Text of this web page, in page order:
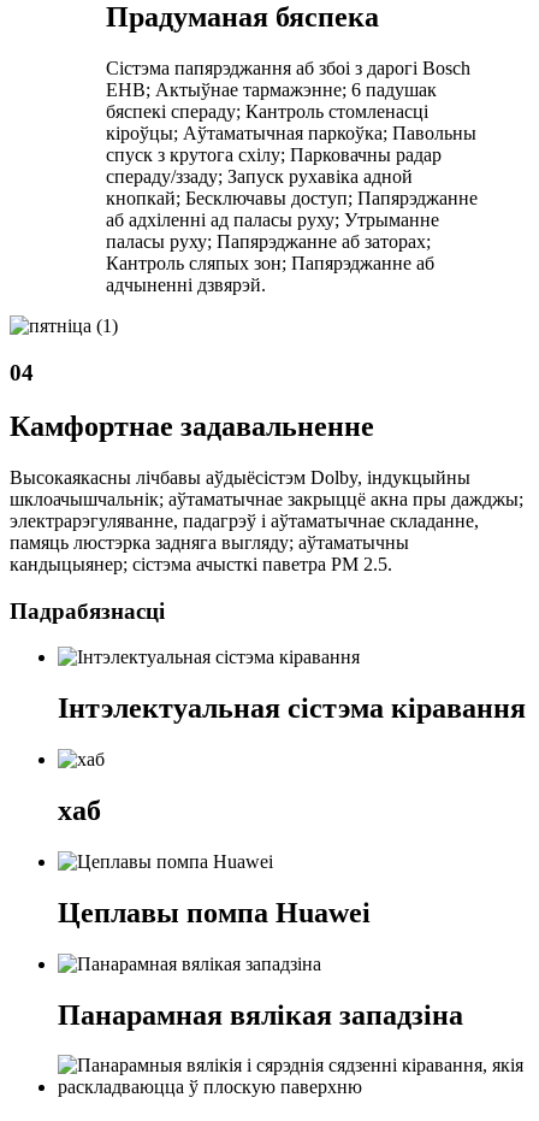
Прадуманая бяспека
Сістэма папярэджання аб збоі з дарогі Bosch
EHB; Актыўнае тармажэнне; 6 падушак
бяспекі спераду; Кантроль стомленасці
кіроўцы; Аўтаматычная паркоўка; Павольны
спуск з крутога схілу; Парковачны радар
спераду/ззаду; Запуск рухавіка адной
кнопкай; Бесключавы доступ; Папярэджанне
аб адхіленні ад паласы руху; Утрыманне
паласы руху; Папярэджанне аб заторах;
Кантроль сляпых зон; Папярэджанне аб
адчыненні дзвярэй.
04
Камфортнае задавальненне
Высокаякасны лічбавы аўдыёсістэм Dolby, індукцыйны
шклоачышчальнік; аўтаматычнае закрыццё акна пры дажджы;
электрарэгуляванне, падагрэў і аўтаматычнае складанне,
памяць люстэрка задняга выгляду; аўтаматычны
кандыцыянер; сістэма ачысткі паветра PM 2.5.
Падрабязнасці
Інтэлектуальная сістэма кіравання
хаб
Цеплавы помпа Huawei
Панарамная вялікая западзіна